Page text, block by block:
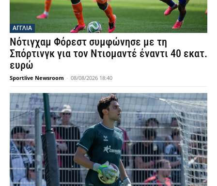
ΑΓΓΛΙΑ
Νότιγχαμ Φόρεστ συμφώνησε με τη
Σπόρτινγκ για τον Ντιομαντέ έναντι 40 εκατ.
ευρώ
Sportlive Newsroom - 08/08/2026 18:40